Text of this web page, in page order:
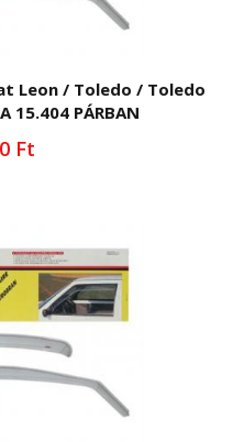
Leon / Toledo / Toledo
15.404 PÁRBAN
Ft